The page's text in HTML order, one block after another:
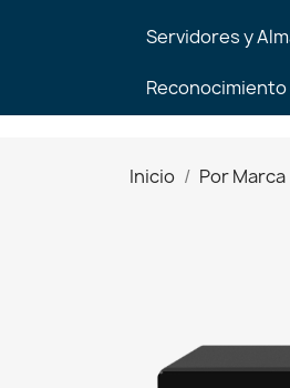
Servidores y
Reconocimiento
Inicio Por Marca